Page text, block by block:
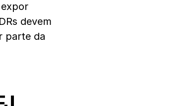
devem
parte da